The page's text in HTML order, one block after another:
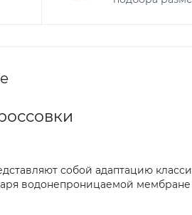
собой адаптацию
водонепроницаемой